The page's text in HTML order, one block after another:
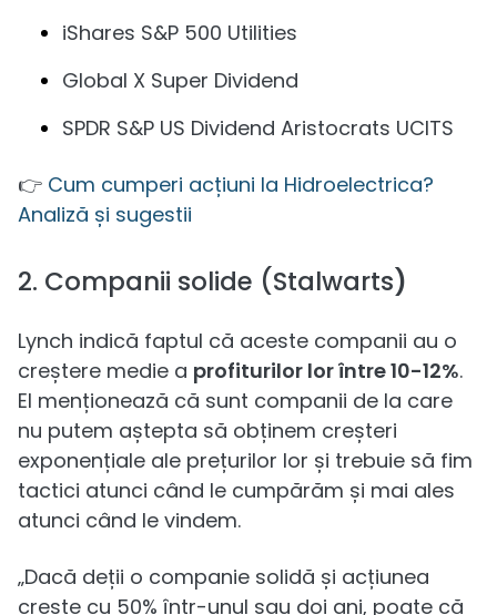
iShares S&P 500 Utilities
Global X Super Dividend
SPDR S&P US Dividend Aristocrats UCITS
👉 Cum cumperi acțiuni la Hidroelectrica?
Analiză și sugestii
2. Companii solide (Stalwarts)
Lynch indică faptul că aceste companii au o
creștere medie a profiturilor lor între 10-12%.
El menționează că sunt companii de la care
nu putem aștepta să obținem creșteri
exponențiale ale prețurilor lor și trebuie să fim
tactici atunci când le cumpărăm și mai ales
atunci când le vindem.
„Dacă deții o companie solidă și acțiunea
crește cu 50% într-unul sau doi ani, poate că